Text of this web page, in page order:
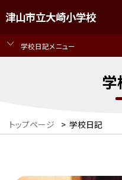
津山市立大崎小学校
学校日記メニュー
学
トップページ > 学校日記